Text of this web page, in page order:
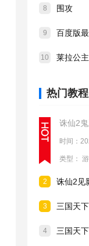
8 围攻
9 百度版
10 莱拉公
热门教程
时间：
类型：
2
3
4